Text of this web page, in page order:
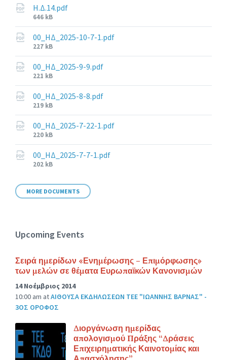
Η.Δ.14.pdf
File
size:
646 kB
00_ΗΔ_2025-10-7-1.pdf
File
size:
227 kB
00_ΗΔ_2025-9-9.pdf
File
size:
221 kB
00_ΗΔ_2025-8-8.pdf
File
size:
219 kB
00_ΗΔ_2025-7-22-1.pdf
File
size:
220 kB
00_ΗΔ_2025-7-7-1.pdf
File
202 kB
MORE DOCUMENTS
Upcoming Events
Σειρά ημερίδων «Ενημέρωσης – Επιμόρφωσης»
των μελών σε θέματα Ευρωπαϊκών Κανονισμών
14 Νοέμβριος 2014
10:00 am atΑΙΘΟΥΣΑ ΕΚΔΗΛΩΣΕΩΝ ΤΕΕ "ΙΩΑΝΝΗΣ ΒΑΡΝΑΣ" -
3ΟΣ ΟΡΟΦΟΣ
Διοργάνωση ημερίδας
απολογισμού Πράξης “Δράσεις
Επιχειρηματικής Καινοτομίας και